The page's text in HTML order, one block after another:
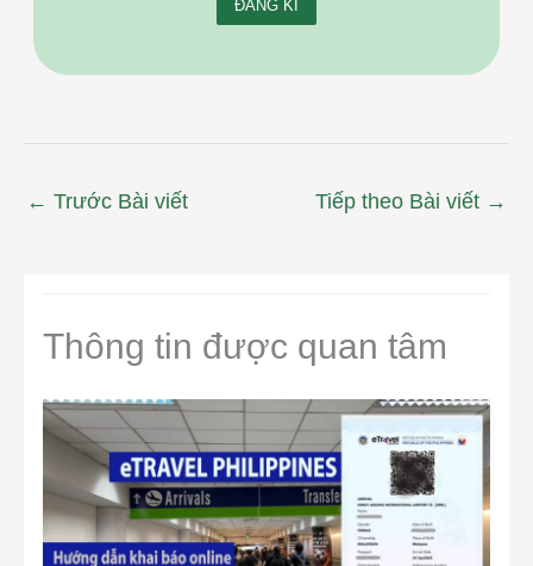
← Trước Bài viết Tiếp theo Bài viết →
Thông tin được quan tâm